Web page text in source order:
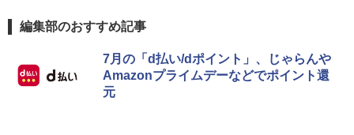
編集部のおすすめ記事
7月の「d払い/dポイント」、じゃらんや
Amazonプライムデーなどでポイント還
元